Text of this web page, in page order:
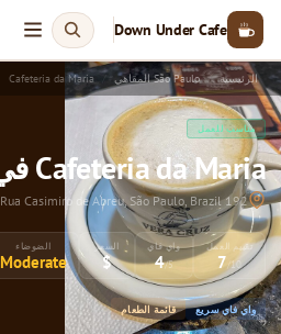
Down Under Cafe
الرئيسية São Paulo المقاهي Cafeteria da Maria
مناسب للعمل
Cafeteria da Maria في São Paulo
192 Rua Casimiro de Abreu, São Paulo, Brazil
تقييم العمل
7 /10
واي فاي
4/5
السعر
$
الضوضاء
Moderate
واي فاي سريع قائمة الطعام